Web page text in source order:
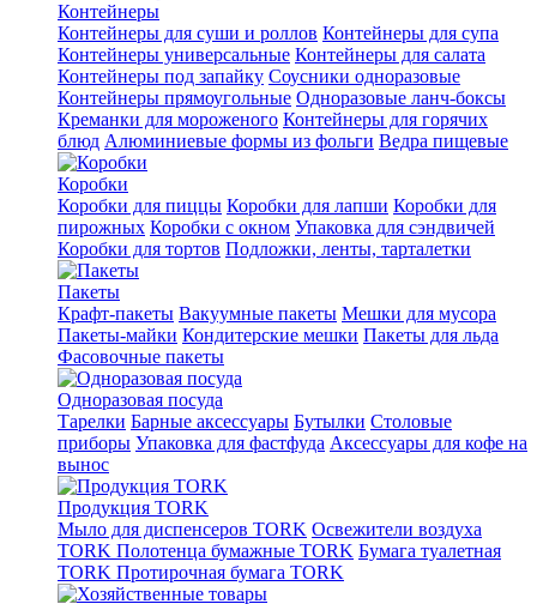
Контейнеры
Контейнеры для суши и роллов Контейнеры для супа
Контейнеры универсальные Контейнеры для салата
Контейнеры под запайку Соусники одноразовые
Контейнеры прямоугольные Одноразовые ланч-боксы
Креманки для мороженого Контейнеры для горячих
блюд Алюминиевые формы из фольги Ведра пищевые
Коробки
Коробки для пиццы Коробки для лапши Коробки для
пирожных Коробки с окном Упаковка для сэндвичей
Коробки для тортов Подложки, ленты, тарталетки
Пакеты
Крафт-пакеты Вакуумные пакеты Мешки для мусора
Пакеты-майки Кондитерские мешки Пакеты для льда
Фасовочные пакеты
Одноразовая посуда
Тарелки Барные аксессуары Бутылки Столовые
приборы Упаковка для фастфуда Аксессуары для кофе на
вынос
Продукция TORK
Мыло для диспенсеров TORK Освежители воздуха
TORK Полотенца бумажные TORK Бумага туалетная
TORK Протирочная бумага TORK